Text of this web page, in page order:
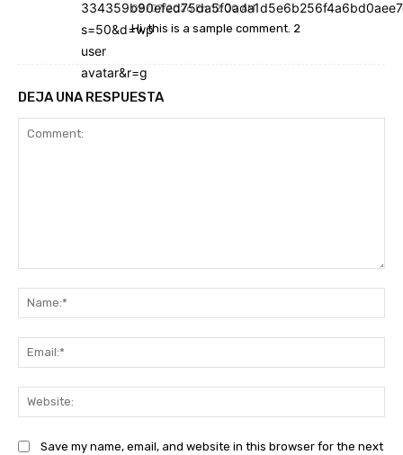
08/07/2026 En 12:00 AM
Hi, this is a sample comment. 2
DEJA UNA RESPUESTA
Save my name, email, and website in this browser for the next